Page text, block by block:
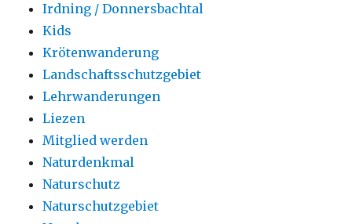
Irdning / Donnersbachtal
Kids
Krötenwanderung
Landschaftsschutzgebiet
Lehrwanderungen
Liezen
Mitglied werden
Naturdenkmal
Naturschutz
Naturschutzgebiet